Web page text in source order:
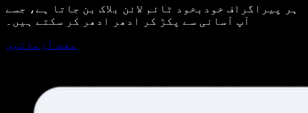
ہر پیراگراف خودبخود ٹائم لائن بلاک بن جاتا ہے، جسے
آپ آسانی سے پکڑ کر ادھر ادھر کر سکتے ہیں۔
مفت آزمائیں